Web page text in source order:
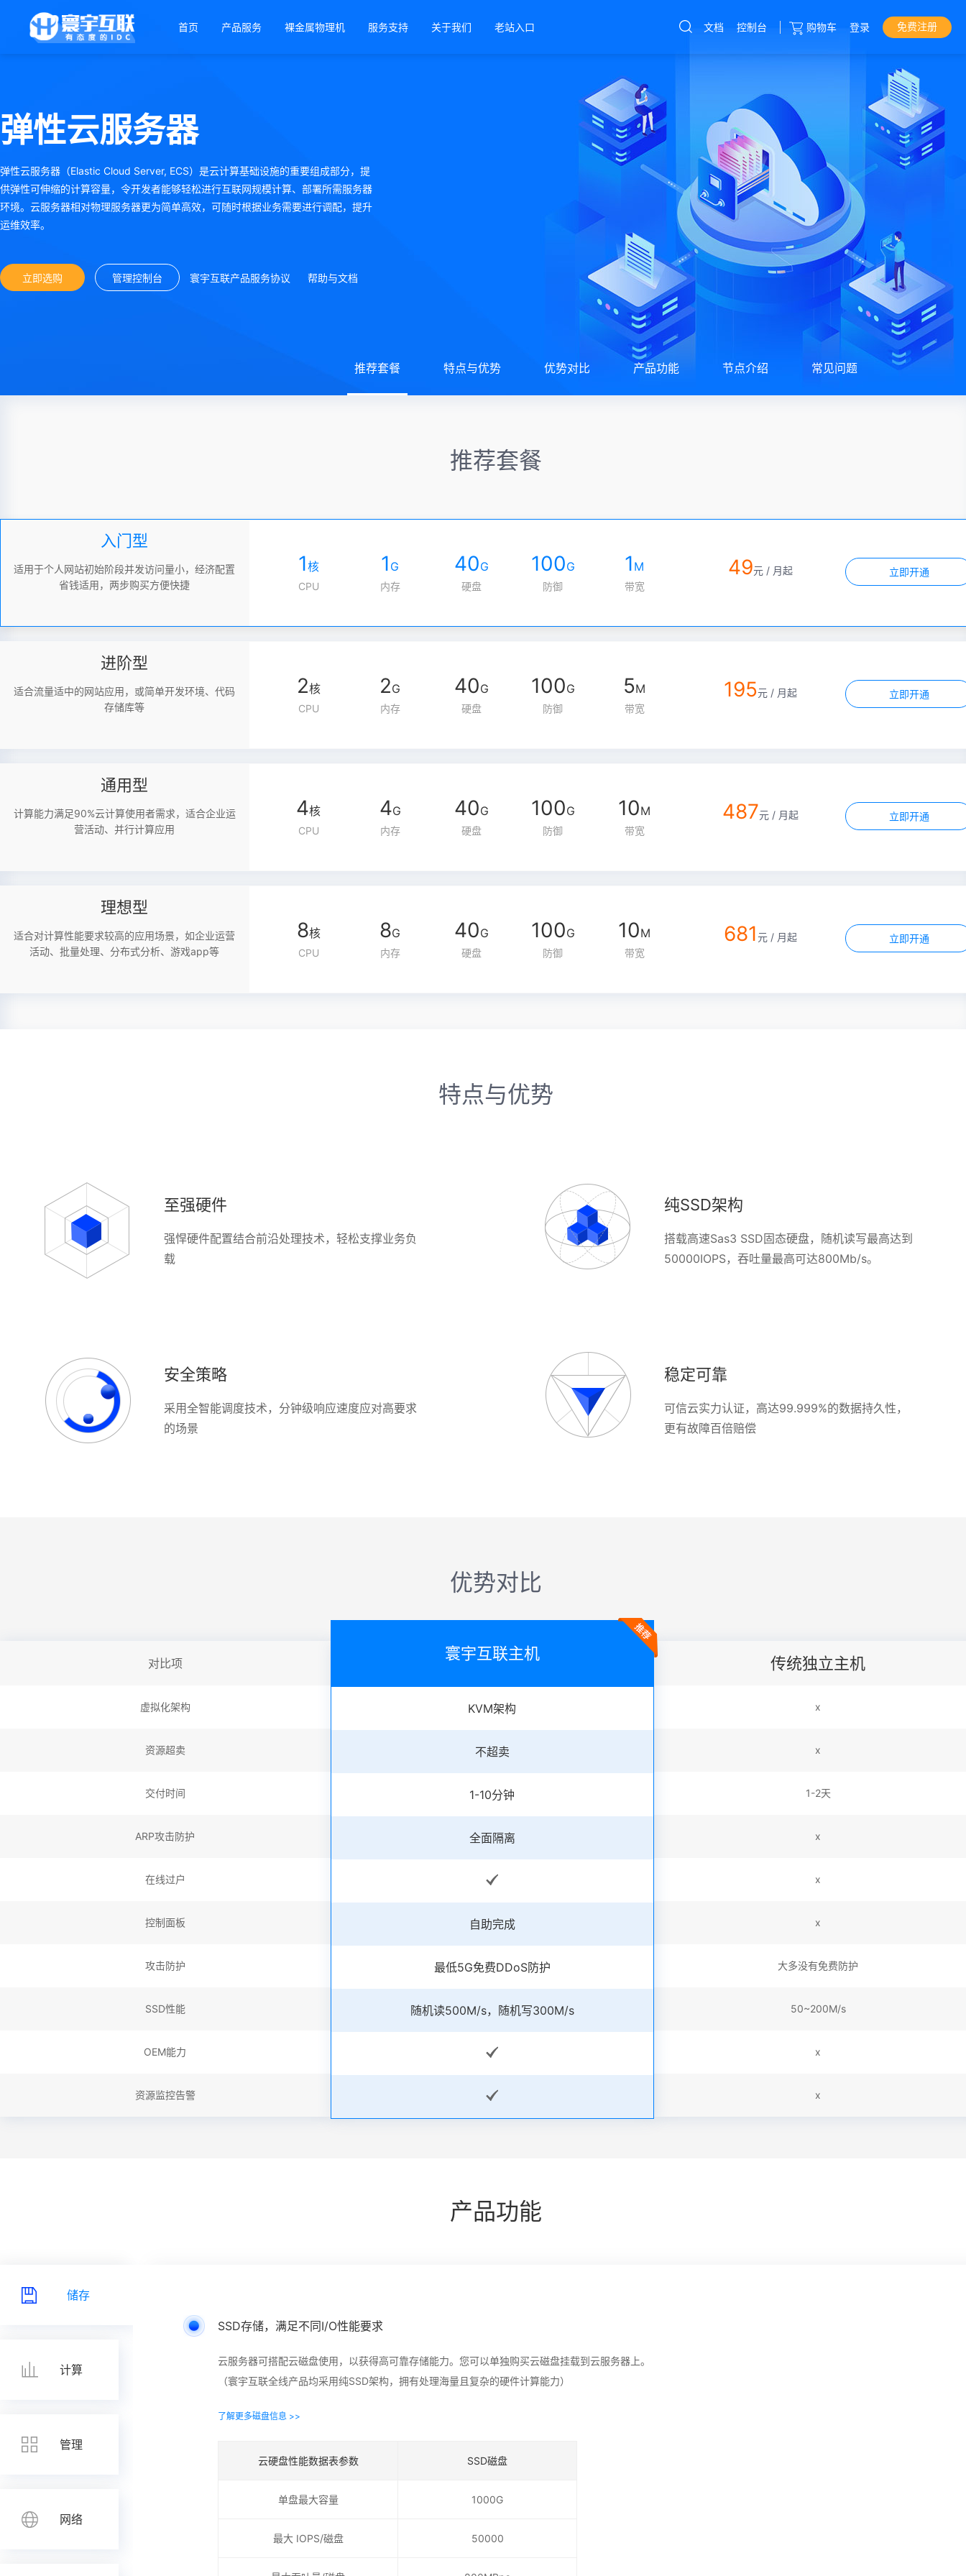
首页 产品服务 裸金属物理机 服务支持 关于我们 老站入口
裸金属服务器
香港服务器
海外服务器
文档 控制台 购物车 登录 免费注册
弹性云服务器
弹性云服务器（Elastic Cloud Server, ECS）是云计算基础设施的重要组成部分，提
供弹性可伸缩的计算容量，令开发者能够轻松进行互联网规模计算、部署所需服务器
环境。云服务器相对物理服务器更为简单高效，可随时根据业务需要进行调配，提升
运维效率。
立即选购 管理控制台 寰宇互联产品服务协议 帮助与文档
推荐套餐 特点与优势 优势对比 产品功能 节点介绍 常见问题
推荐套餐
入门型
适用于个人网站初始阶段并发访问量小，经济配置
省钱适用，两步购买方便快捷
1核
CPU
1 G
内存
40G
硬盘
100G
防御
1 M
带宽
49元 / 月起 立即开通
进阶型
适合流量适中的网站应用，或简单开发环境、代码
存储库等
2核
CPU
2G
内存
40G
硬盘
100G
防御
5M
带宽
195元 / 月起 立即开通
通用型
计算能力满足90%云计算使用者需求，适合企业运
营活动、并行计算应用
4核
CPU
4G
内存
40G
硬盘
100G
防御
10M
带宽
487元 / 月起 立即开通
理想型
适合对计算性能要求较高的应用场景，如企业运营
活动、批量处理、分布式分析、游戏app等
8核
CPU
8G
内存
40G
硬盘
100G
防御
10M
带宽
681元 / 月起 立即开通
特点与优势
至强硬件
强悍硬件配置结合前沿处理技术，轻松支撑业务负
载
纯SSD架构
搭载高速Sas3 SSD固态硬盘，随机读写最高达到
50000IOPS，吞吐量最高可达800Mb/s。
安全策略
采用全智能调度技术，分钟级响应速度应对高要求
的场景
稳定可靠
可信云实力认证，高达99.999%的数据持久性，
更有故障百倍赔偿
优势对比
对比项
虚拟化架构
资源超卖
交付时间
ARP攻击防护
在线过户
控制面板
攻击防护
SSD性能
OEM能力
资源监控告警
寰宇互联主机
KVM架构
不超卖
1-10分钟
全面隔离
自助完成
最低5G免费DDoS防护
随机读500M/s，随机写300M/s
传统独立主机
x
x
1-2天
x
x
x
大多没有免费防护
50~200M/s
x
x
产品功能
储存
计算
管理
网络
SSD存储，满足不同I/O性能要求
云服务器可搭配云磁盘使用，以获得高可靠存储能力。您可以单独购买云磁盘挂载到云服务器上。
（寰宇互联全线产品均采用纯SSD架构，拥有处理海量且复杂的硬件计算能力）
了解更多磁盘信息 >>
云硬盘性能数据表参数 SSD磁盘
单盘最大容量 1000G
最大 IOPS/磁盘 50000